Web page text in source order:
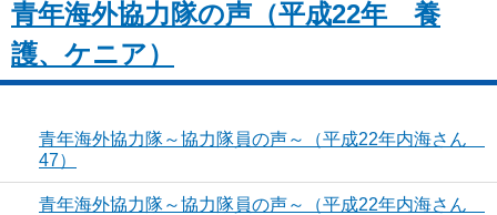
青年海外協力隊の声（平成22年 養
護、ケニア）
青年海外協力隊～協力隊員の声～（平成22年内海さん
47）
青年海外協力隊～協力隊員の声～（平成22年内海さん